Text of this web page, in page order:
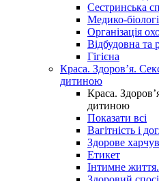
Сестринська
Медико-
Організація
Відбудовна та
Гігієна
Краса. Здоров’я.
дитиною
Краса.
дитиною
Показати всі
Вагітність і
Здорове
Етикет
Інтимне